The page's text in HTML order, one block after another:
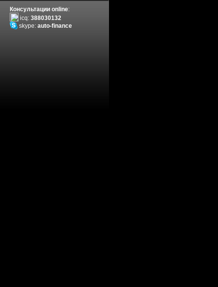
Консультации online:
icq: 388030132
skype: auto-finance